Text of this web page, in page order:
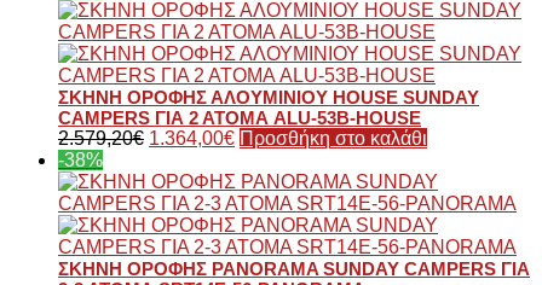
ΣΚΗΝΗ ΟΡΟΦΗΣ ΑΛΟΥΜΙΝΙΟΥ HOUSE SUNDAY
CAMPERS ΓΙΑ 2 ΑΤΟΜΑ ALU-53B-HOUSE
2.579,20€ 1.364,00€ Προσθήκη στο καλάθι
-38%
ΣΚΗΝΗ ΟΡΟΦΗΣ PANORAMA SUNDAY CAMPERS ΓΙΑ